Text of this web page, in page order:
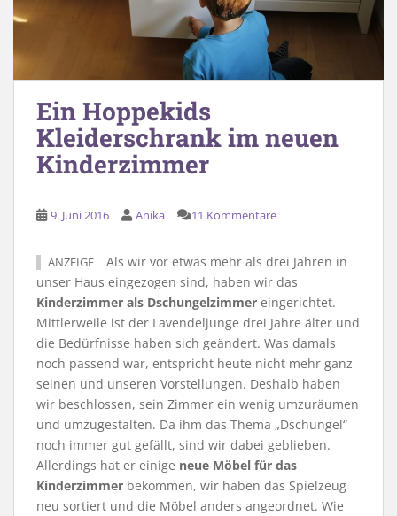
Ein Hoppekids
Kleiderschrank im neuen
Kinderzimmer
9. Juni 2016 Anika 11 Kommentare
ANZEIGE
Als wir vor etwas mehr als drei Jahren in
unser Haus eingezogen sind, haben wir das
Kinderzimmer als Dschungelzimmer eingerichtet.
Mittlerweile ist der Lavendeljunge drei Jahre älter und
die Bedürfnisse haben sich geändert. Was damals
noch passend war, entspricht heute nicht mehr ganz
seinen und unseren Vorstellungen. Deshalb haben
wir beschlossen, sein Zimmer ein wenig umzuräumen
und umzugestalten. Da ihm das Thema „Dschungel“
noch immer gut gefällt, sind wir dabei geblieben.
Allerdings hat er einige neue Möbel für das
Kinderzimmer bekommen, wir haben das Spielzeug
neu sortiert und die Möbel anders angeordnet. Wie